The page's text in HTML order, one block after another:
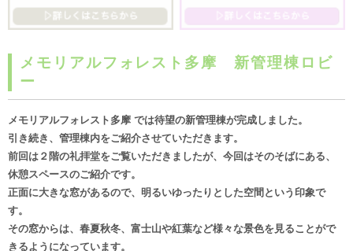
メモリアルフォレスト多摩 新管理棟ロビ
ー
メモリアルフォレスト多摩 では待望の新管理棟が完成しました。
引き続き、管理棟内をご紹介させていただきます。
前回は２階の礼拝堂をご覧いただきましたが、今回はそのそばにある、
休憩スペースのご紹介です。
正面に大きな窓があるので、明るいゆったりとした空間という印象で
す。
その窓からは、春夏秋冬、富士山や紅葉など様々な景色を見ることがで
きるようになっています。